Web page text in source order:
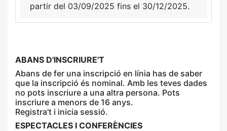
partir del 03/09/2025 fins el 30/12/2025.
ABANS D'INSCRIURE'T
Abans de fer una inscripció en línia has de saber
que la inscripció és nominal. Amb les teves dades
no pots inscriure a una altra persona. Pots
inscriure a menors de 16 anys.
Registra't i inicia sessió.
ESPECTACLES I CONFERÈNCIES